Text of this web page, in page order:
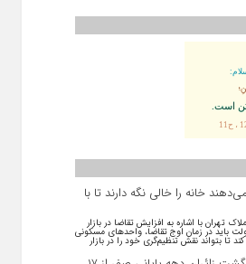
تن است.
خانه را خالی نگه دارند تا با
تهران با اشاره به افزایش تقاضا در بازار
باید در زمان اوج تقاضا، واحد‌های مسکونی
تا بتواند نقش تنظیم‌گری خود را در بازار